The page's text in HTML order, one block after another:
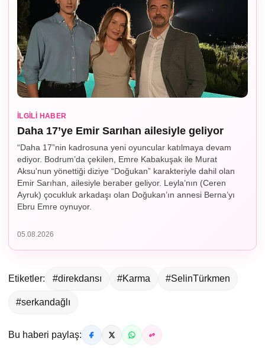
İLGILI HABER
Daha 17’ye Emir Sarıhan ailesiyle geliyor
“Daha 17”nin kadrosuna yeni oyuncular katılmaya devam
ediyor. Bodrum’da çekilen, Emre Kabakuşak ile Murat
Aksu'nun yönettiği diziye “Doğukan” karakteriyle dahil olan
Emir Sarıhan, ailesiyle beraber geliyor. Leyla’nın (Ceren
Ayruk) çocukluk arkadaşı olan Doğukan’ın annesi Berna’yı
Ebru Emre oynuyor.
05.08.2026
Etiketler: #direkdansı #Karma #SelinTürkmen
#serkandağlı
Bu haberi paylaş: